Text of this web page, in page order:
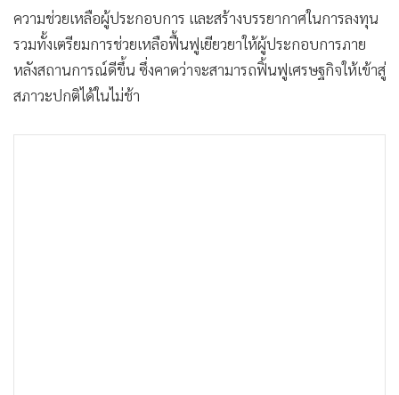
ความช่วยเหลือผู้ประกอบการ และสร้างบรรยากาศในการลงทุน
รวมทั้งเตรียมการช่วยเหลือฟื้นฟูเยียวยาให้ผู้ประกอบการภาย
หลังสถานการณ์ดีขึ้น ซึ่งคาดว่าจะสามารถฟิ้นฟูเศรษฐกิจให้เข้าสู่
สภาวะปกติได้ในไม่ช้า